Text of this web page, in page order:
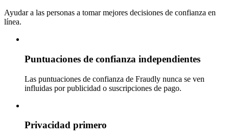
Ayudar a las personas a tomar mejores decisiones de confianza en
línea.
Puntuaciones de confianza independientes
Las puntuaciones de confianza de Fraudly nunca se ven
influidas por publicidad o suscripciones de pago.
Privacidad primero